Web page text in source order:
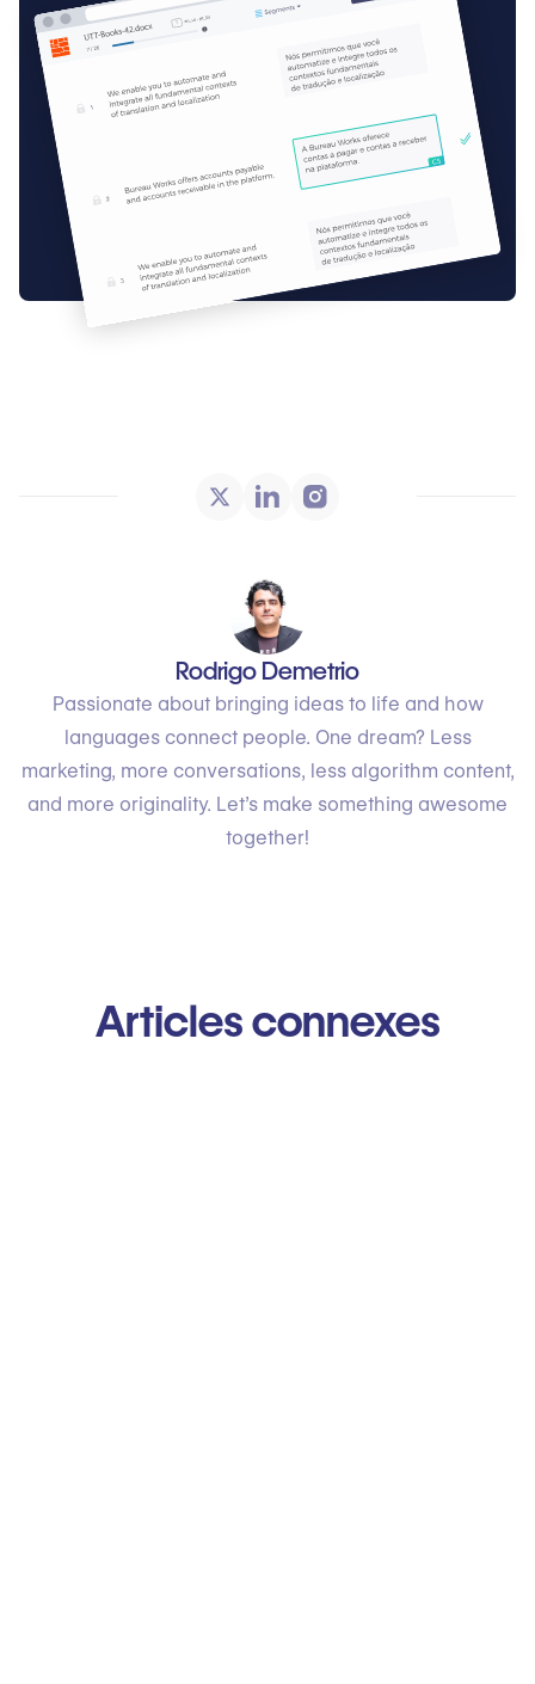
Rodrigo Demetrio
Passionate about bringing ideas to life and how
languages connect people. One dream? Less
marketing, more conversations, less algorithm content,
and more originality. Let’s make something awesome
together!
Articles connexes